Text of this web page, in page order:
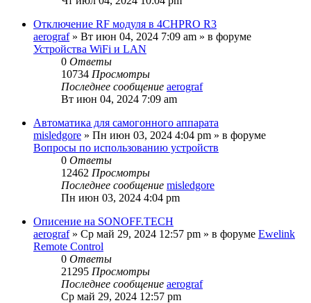
Отключение RF модуля в 4CHPRO R3
aerograf» Вт июн 04, 2024 7:09 am » в форуме
Устройства WiFi и LAN
0 Ответы
10734 Просмотры
Последнее сообщение aerograf
Вт июн 04, 2024 7:09 am
Автоматика для самогонного аппарата
misledgore » Пн июн 03, 2024 4:04 pm » в форуме
Вопросы по использованию устройств
0 Ответы
12462 Просмотры
Последнее сообщение misledgore
Пн июн 03, 2024 4:04 pm
Описение на SONOFF.TECH
aerograf» Ср май 29, 2024 12:57 pm » в форуме Ewelink
Remote Control
0 Ответы
21295 Просмотры
Последнее сообщение aerograf
Ср май 29, 2024 12:57 pm